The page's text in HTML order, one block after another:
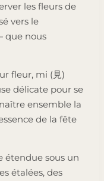
les fleurs de
vers le
que nous
fleur, mi (見)
délicate pour se
ensemble la
de la fête
étendue sous un
étalées, des